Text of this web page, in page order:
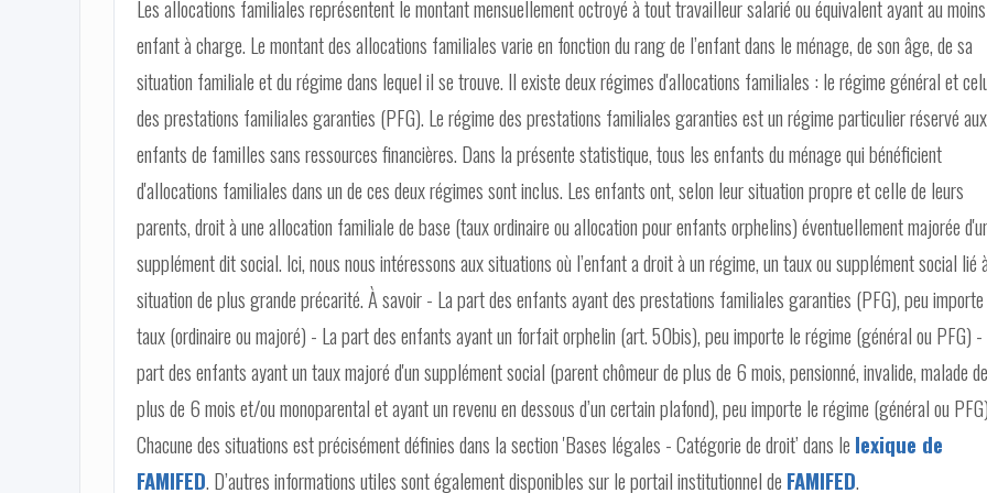
Les allocations familiales représentent le montant mensuellement octroyé à tout travailleur salarié ou équivalent ayant au
enfant à charge. Le montant des allocations familiales varie en fonction du rang de l’enfant dans le ménage, de son âge, de sa
situation familiale et du régime dans lequel il se trouve. Il existe deux régimes d'allocations familiales : le régime général et
des prestations familiales garanties (PFG). Le régime des prestations familiales garanties est un régime particulier réservé aux
enfants de familles sans ressources financières. Dans la présente statistique, tous les enfants du ménage qui bénéficient
d'allocations familiales dans un de ces deux régimes sont inclus. Les enfants ont, selon leur situation propre et celle de leurs
parents, droit à une allocation familiale de base (taux ordinaire ou allocation pour enfants orphelins) éventuellement majorée
supplément dit social. Ici, nous nous intéressons aux situations où l’enfant a droit à un régime, un taux ou supplément social lié
situation de plus grande précarité. À savoir - La part des enfants ayant des prestations familiales garanties (PFG), peu
taux (ordinaire ou majoré) - La part des enfants ayant un forfait orphelin (art. 50bis), peu importe le régime (général ou PFG) -
part des enfants ayant un taux majoré d'un supplément social (parent chômeur de plus de 6 mois, pensionné, invalide, malade de
plus de 6 mois et/ou monoparental et ayant un revenu en dessous d’un certain plafond), peu importe le régime (général ou PFG)
Chacune des situations est précisément définies dans la section 'Bases légales - Catégorie de droit’ dans le lexique de
FAMIFED. D’autres informations utiles sont également disponibles sur le portail institutionnel de FAMIFED.